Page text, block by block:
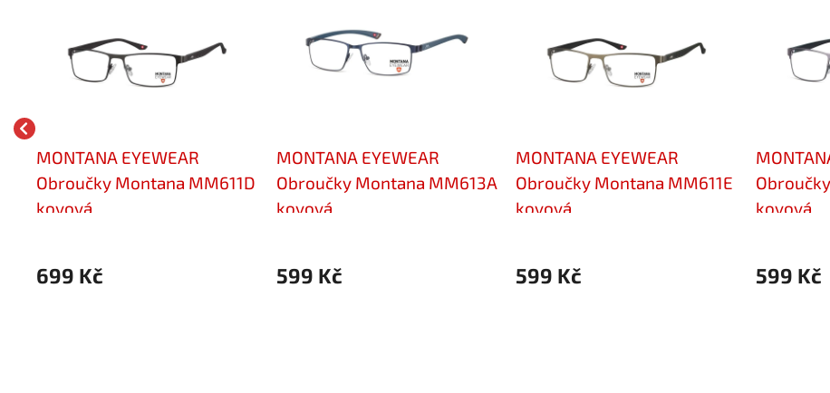
MONTANA EYEWEAR
Obroučky Montana MM611D
kovová
699 Kč
MONTANA EYEWEAR
Obroučky Montana MM613A
kovová
599 Kč
MONTANA EYEWEAR
Obroučky Montana MM611E
kovová
599 Kč
kovová
599 Kč